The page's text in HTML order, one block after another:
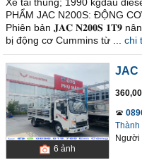
PHẨM JAC N200S: ĐỘNG
Phiên bản 𝐉𝐀𝐂 𝐍𝟐𝟎𝟎𝐒 𝟏𝐓𝟗
bị động cơ Cummins từ ...
chi
6 ảnh
JAC
Thành
Người